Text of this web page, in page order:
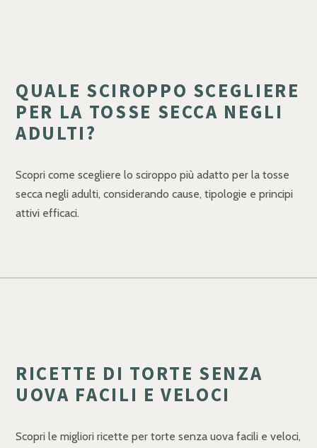
QUALE SCIROPPO SCEGLIERE
PER LA TOSSE SECCA NEGLI
ADULTI?
Scopri come scegliere lo sciroppo più adatto per la tosse
secca negli adulti, considerando cause, tipologie e principi
attivi efficaci.
RICETTE DI TORTE SENZA
UOVA FACILI E VELOCI
Scopri le migliori ricette per torte senza uova facili e veloci,